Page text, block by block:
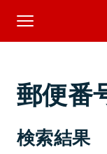
郵便番
検索結果